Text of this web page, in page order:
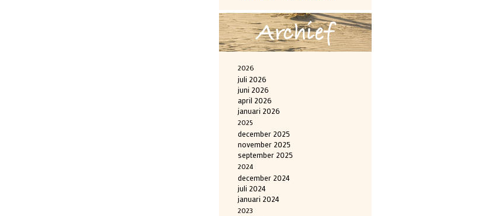
Archief
2026
juli 2026
juni 2026
april 2026
januari 2026
2025
december 2025
november 2025
september 2025
2024
december 2024
juli 2024
januari 2024
2023